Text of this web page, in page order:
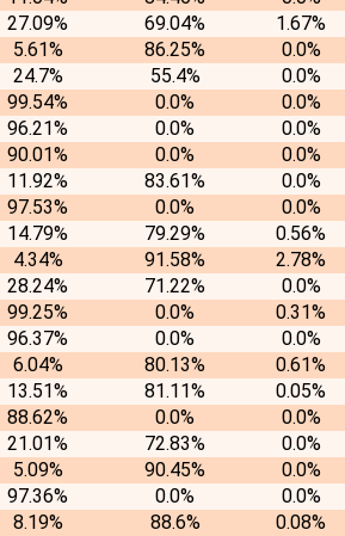
27.09% 69.04%
1.67%
5.61% 86.25%
0.0%
24.7% 55.4%
0.0%
99.54% 0.0%
0.0%
96.21% 0.0%
0.0%
90.01% 0.0%
0.0%
11.92% 83.61%
0.0%
97.53% 0.0%
0.0%
14.79% 79.29%
0.56%
4.34% 91.58%
2.78%
28.24% 71.22%
0.0%
99.25% 0.0%
0.31%
96.37% 0.0%
0.0%
6.04% 80.13%
0.61%
13.51% 81.11%
0.05%
88.62% 0.0%
0.0%
21.01% 72.83%
0.0%
5.09% 90.45%
0.0%
97.36% 0.0%
0.0%
8.19% 88.6%
0.08%